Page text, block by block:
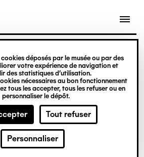
déposés par le musée ou par des
votre expérience de navigation et
des statistiques d’utilisation.
nécessaires au bon fonctionnement
tous les accepter, tous les refuser ou en
personnaliser le dépôt.
Tout refuser
Personnaliser